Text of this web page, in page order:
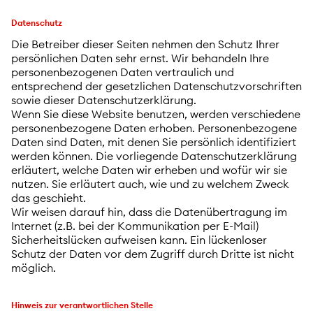
Datenschutz
Die Betreiber dieser Seiten nehmen den Schutz Ihrer
persönlichen Daten sehr ernst. Wir behandeln Ihre
personenbezogenen Daten vertraulich und
entsprechend der gesetzlichen Datenschutzvorschriften
sowie dieser Datenschutzerklärung.
Wenn Sie diese Website benutzen, werden verschiedene
personenbezogene Daten erhoben. Personenbezogene
Daten sind Daten, mit denen Sie persönlich identifiziert
werden können. Die vorliegende Datenschutzerklärung
erläutert, welche Daten wir erheben und wofür wir sie
nutzen. Sie erläutert auch, wie und zu welchem Zweck
das geschieht.
Wir weisen darauf hin, dass die Datenübertragung im
Internet (z.B. bei der Kommunikation per E-Mail)
Sicherheitslücken aufweisen kann. Ein lückenloser
Schutz der Daten vor dem Zugriff durch Dritte ist nicht
möglich.
Hinweis zur verantwortlichen Stelle